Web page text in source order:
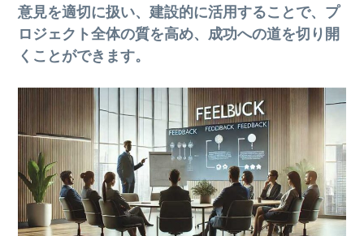
意見を適切に扱い、建設的に活用することで、プ
ロジェクト全体の質を高め、成功への道を切り開
くことができます。